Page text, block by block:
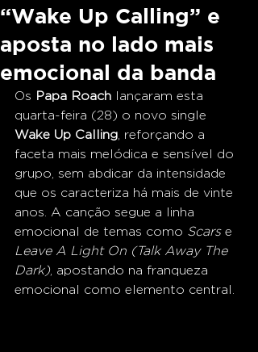
“Wake Up Calling” e
aposta no lado mais
emocional da banda
Os Papa Roach lançaram esta
quarta-feira (28) o novo single
Wake Up Calling , reforçando a
faceta mais melódica e sensível do
grupo, sem abdicar da intensidade
que os caracteriza há mais de vinte
anos. A canção segue a linha
emocional de temas como Scars e
Leave A Light On (Talk Away The
Dark), apostando na franqueza
emocional como elemento central.